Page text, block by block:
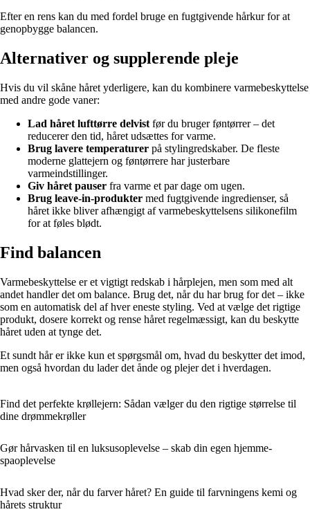
Efter en rens kan du med fordel bruge en fugtgivende hårkur for at
genopbygge balancen.
Alternativer og supplerende pleje
Hvis du vil skåne håret yderligere, kan du kombinere varmebeskyttelse
med andre gode vaner:
Lad håret lufttørre delvist før du bruger føntørrer – det
reducerer den tid, håret udsættes for varme.
Brug lavere temperaturer på stylingredskaber. De fleste
moderne glattejern og føntørrere har justerbare
varmeindstillinger.
Giv håret pauser fra varme et par dage om ugen.
Brug leave-in-produkter med fugtgivende ingredienser, så
håret ikke bliver afhængigt af varmebeskyttelsens silikonefilm
for at føles blødt.
Find balancen
Varmebeskyttelse er et vigtigt redskab i hårplejen, men som med alt
andet handler det om balance. Brug det, når du har brug for det – ikke
som en automatisk del af hver eneste styling. Ved at vælge det rigtige
produkt, dosere korrekt og rense håret regelmæssigt, kan du beskytte
håret uden at tynge det.
Et sundt hår er ikke kun et spørgsmål om, hvad du beskytter det imod,
men også hvordan du lader det ånde og plejer det i hverdagen.
Find det perfekte krøllejern: Sådan vælger du den rigtige størrelse til
dine drømmekrøller
Gør hårvasken til en luksusoplevelse – skab din egen hjemme-
spaoplevelse
Hvad sker der, når du farver håret? En guide til farvningens kemi og
hårets struktur